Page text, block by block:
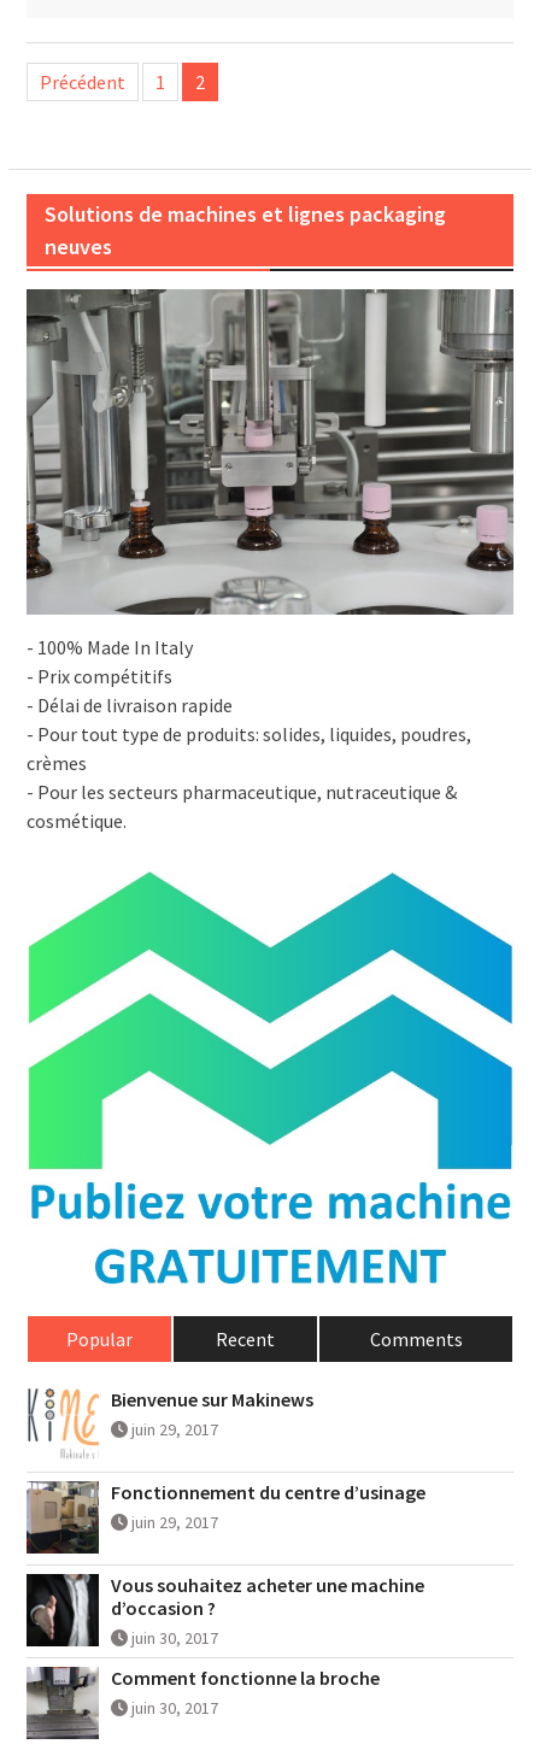
Pagination
des
Précédent 1 2
Solutions de machines et lignes packaging
neuves
- 100% Made In Italy
- Prix compétitifs
- Délai de livraison rapide
- Pour tout type de produits: solides, liquides, poudres,
crèmes
- Pour les secteurs pharmaceutique, nutraceutique &
cosmétique.
Popular Recent Comments
Bienvenue sur Makinews
juin 29, 2017
Fonctionnement du centre d’usinage
juin 29, 2017
Vous souhaitez acheter une machine
d’occasion ?
juin 30, 2017
Comment fonctionne la broche
juin 30, 2017